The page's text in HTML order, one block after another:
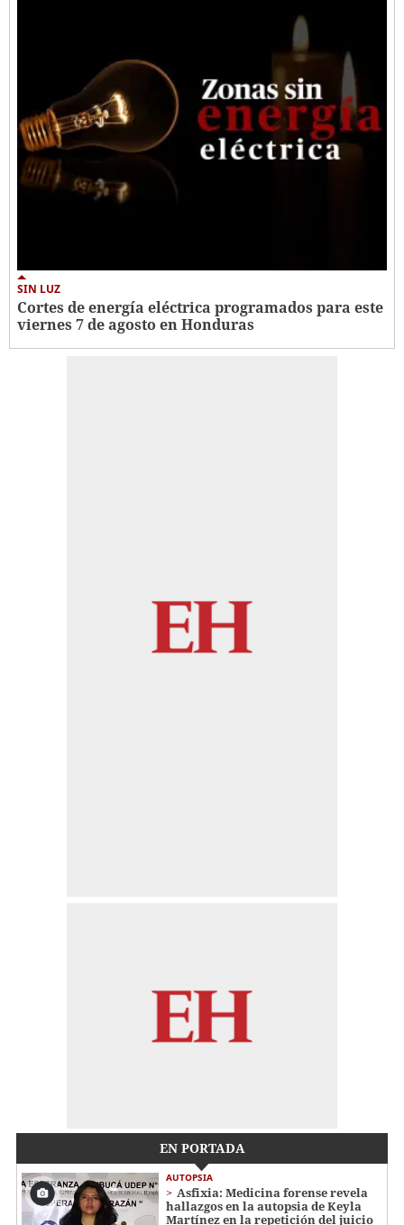
SIN LUZ
Cortes de energía eléctrica programados para este
viernes 7 de agosto en Honduras
EN PORTADA
AUTOPSIA
Asfixia: Medicina forense revela
hallazgos en la autopsia de Keyla
Martínez en la repetición del juicio